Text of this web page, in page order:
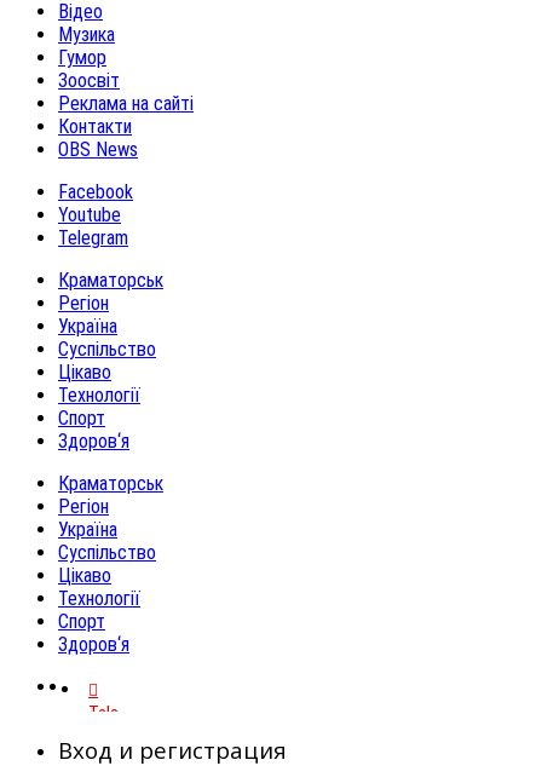
Відео
Музика
Гумор
Зоосвіт
Реклама на сайті
Контакти
OBS News
Facebook
Youtube
Telegram
Краматорськ
Регіон
Україна
Суспільство
Цікаво
Технології
Спорт
Здоров‘я
Краматорськ
Регіон
Україна
Суспільство
Цікаво
Технології
Спорт
Здоров‘я
Telegram
Вход и регистрация